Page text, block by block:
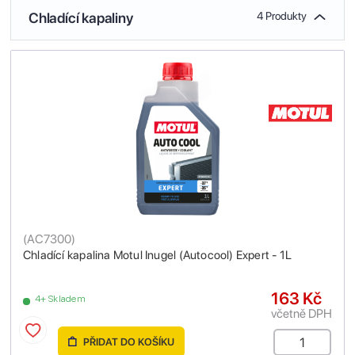
Chladící kapaliny 4 Produkty
Chladící kapalina Motul Inugel (Autocool) Expert - 1L
(AC7300)
4+ Skladem 163 Kč
včetně DPH
PŘIDAT DO KOŠÍKU